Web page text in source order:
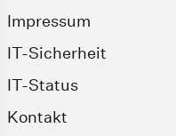
Impressum
IT-Sicherheit
IT-Status
Kontakt